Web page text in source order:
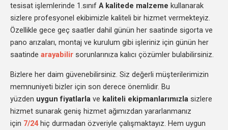
tesisat işlemlerinde 1.sınıf A kalitede malzeme kullanarak
sizlere profesyonel ekibimizle kaliteli bir hizmet vermekteyiz.
Özellikle gece geç saatler dahil günün her saatinde sigorta ve
pano arızaları, montaj ve kurulum gibi işleriniz için günün her
saatinde arayabilir sorunlarınıza kalıcı çözümler bulabilirsiniz.
Bizlere her daim güvenebilirsiniz. Siz değerli müşterilerimizin
memnuniyeti bizler için son derece önemlidir. Bu
yüzden uygun fiyatlarla ve kaliteli ekipmanlarımızla sizlere
hizmet sunarak geniş hizmet ağımızdan yararlanmanız
için 7/24hiç durmadan özveriyle çalışmaktayız. Hem uygun